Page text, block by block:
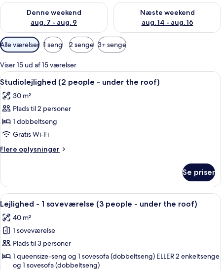
Denne weekend
aug. 7 - aug. 9
Tjek tilgængelighed for denne weekend aug. 7 - aug. 9
Næste weekend
aug. 14 - aug. 16
Tjek tilgængelighed for næste
Tilgængelige
filtre
for
værelser
Alle værelser 1 seng 2 senge 3+ senge
Viser 15 ud af 15 værelser
Indlæs
alle
billeder
af
Studiolejlighed
(2
people
-
the
roof)
En moderne lejlighed med et
15
Studiolejlighed (2 people - under the roof)
30 m²
Plads til 2 personer
1 dobbeltseng
Gratis Wi-Fi
Flere oplysninger
Flere
(2
people
-
under
the
roof)
Se priser
Indlæs
alle
billeder
af
Lejlighed
-
En moderne lejlighed med
9
Lejlighed - 1 soveværelse (3 people - under the roof)
40 m²
1 soveværelse
Plads til 3 personer
1 queensize-seng og 1 sovesofa (dobbeltseng) ELLER 2 enkeltsenge
og 1 sovesofa (dobbeltseng)